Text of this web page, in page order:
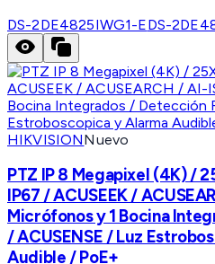
DS-2DE4825IWG1-EDS-
HIKVISIONNuevo
PTZ IP 8 Megapixel (4K) /
IP67 / ACUSEEK /
Micrófonos y 1 Bocina
/ ACUSENSE / Luz
Audible / PoE+